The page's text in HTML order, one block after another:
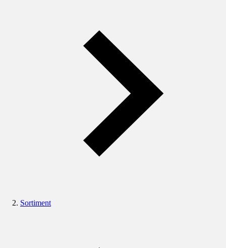
Sortiment